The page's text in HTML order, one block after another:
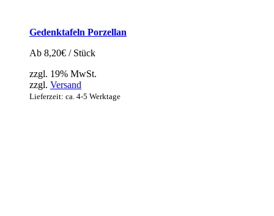
Gedenktafeln Porzellan
Ab 8,20€ / Stück
zzgl. 19% MwSt.
zzgl. Versand
Lieferzeit: ca. 4-5 Werktage